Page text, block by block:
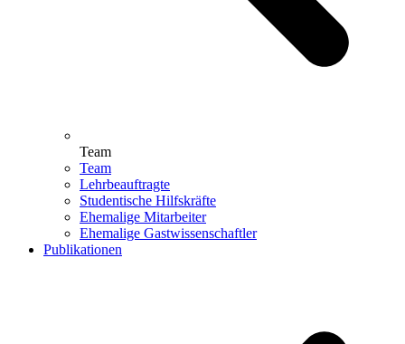
Team
Team
Lehrbeauftragte
Studentische Hilfskräfte
Ehemalige Mitarbeiter
Ehemalige Gastwissenschaftler
Publikationen